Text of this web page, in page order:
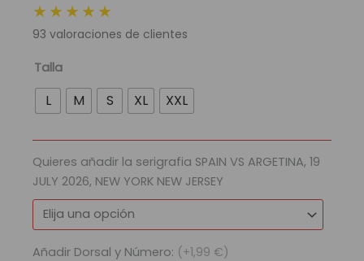
original
era:
es:
★★★★★
93 valoraciones de clientes
Talla
L M S XL XXL
Quieres añadir la serigrafia SPAIN VS ARGETINA, 19
JULY 2026, NEW YORK NEW JERSEY
Añadir Dorsal y Número: (+1,99 €)
Camiseta
Selección
Croacia
2026
|
Local
cantidad